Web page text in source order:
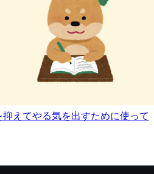
えてやる気を出すために使って